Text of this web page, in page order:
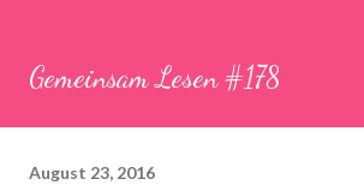
Gemeinsam Lesen #178
August 23, 2016